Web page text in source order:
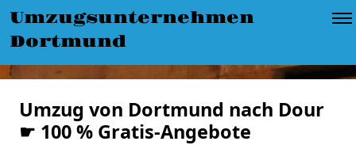
Umzugsunternehmen
Dortmund
Umzug von Dortmund nach Dour
☛ 100 % Gratis-Angebote